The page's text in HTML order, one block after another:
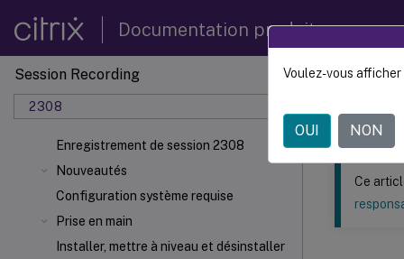
Documentation produit
Session Recording
2308
Enregistrement de session 2308
Nouveautés
Configuration système requise
Prise en main
Installer, mettre à niveau et désinstaller
Ce contenu a
Ce
Voulez-vous
OUI NON